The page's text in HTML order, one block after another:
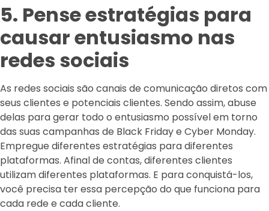
5. Pense estratégias para
causar entusiasmo nas
redes sociais
As redes sociais são canais de comunicação diretos com
seus clientes e potenciais clientes. Sendo assim, abuse
delas para gerar todo o entusiasmo possível em torno
das suas campanhas de Black Friday e Cyber Monday.
Empregue diferentes estratégias para diferentes
plataformas. Afinal de contas, diferentes clientes
utilizam diferentes plataformas. E para conquistá-los,
você precisa ter essa percepção do que funciona para
cada rede e cada cliente.